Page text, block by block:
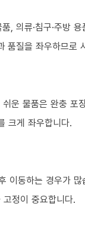
, 의류·침구·주방
품질을 좌우하므로
운 물품은 완충 포
크게 좌우합니다.
이동하는 경우가 많
정이 중요합니다.